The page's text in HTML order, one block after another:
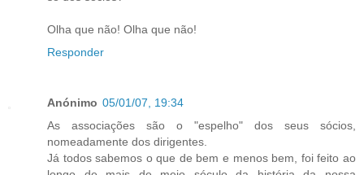
Olha que não! Olha que não!
Responder
Anónimo 05/01/07, 19:34
As associações são o "espelho" dos seus sócios,
nomeadamente dos dirigentes.
Já todos sabemos o que de bem e menos bem, foi feito ao